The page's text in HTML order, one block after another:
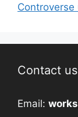
Contact us
Email: